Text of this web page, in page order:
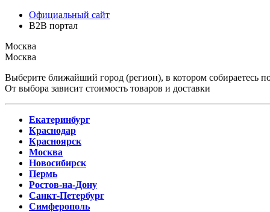
Официальный сайт
B2B портал
Москва
Москва
Выберите ближайший город (регион), в котором собираетесь
От выбора зависит стоимость товаров и доставки
Екатеринбург
Краснодар
Красноярск
Москва
Новосибирск
Пермь
Ростов-на-Дону
Санкт-Петербург
Симферополь